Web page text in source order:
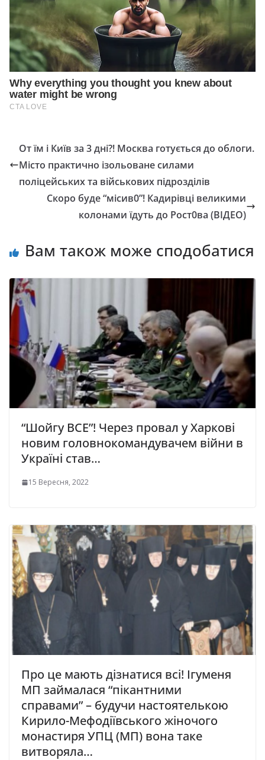
От їм і Київ за 3 дні?! Москва готується до облоги.
Місто практично ізольоване силами
поліцейських та військових підрозділів
Скоро буде “місив0”! Кадирівці великими
колонами їдуть до Рост0ва (ВІДЕО)
Вам також може сподобатися
“Шойгу ВСЕ”! Через провал у Харкові
новим головнокомандувачем війни в
Україні став…
15 Вересня, 2022
Про це мають дізнатися всі! Ігуменя
МП займалася “пікантними
справами” – будучи настоятелькою
Кирило-Мефодіївського жіночого
монастиря УПЦ (МП) вона таке
витворяла…